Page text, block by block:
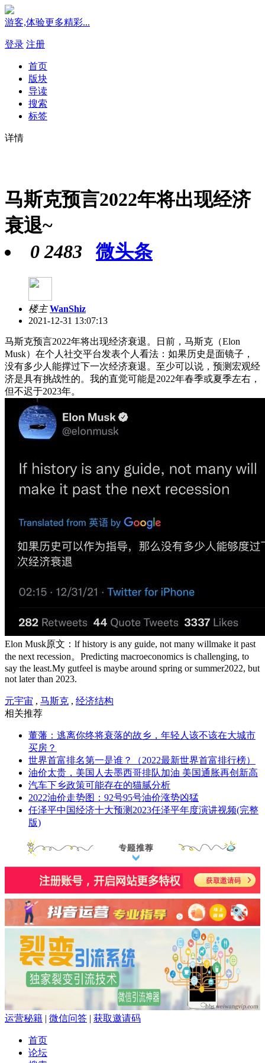
游客,体验更多精彩...
登录 注册
首页
版块
导读
搜索
标签
详情
马斯克预言2022年将出现经济
衰退~
0 2483 微头条
楼主 WanShiz
2021-12-31 13:07:13
马斯克预言2022年将出现经济衰退。日前，马斯克（Elon
Musk）在个人社交平台发表个人看法：如果历史是面镜子，
没有多少人能撑过下一次经济衰退。至少可以说，预测宏观经
济是具有挑战性的。我的直觉可能是2022年春季或夏季左右，
但不迟于2023年。
Elon Musk原文：lf history is any guide, not many willmake it past
the next recession。Predicting macroeconomics is challenging, to
say the least.My gutfeel is maybe around spring or summer2022, but
not later than 2023.
元宇宙 , 马斯克 , 经济结构
相关推荐
董藩：逃离你终将衰落的故乡，年轻人该不该在大城市
买房？
世界首富排名第一是谁？（2022最新世界首富排行榜）
油价太贵，美国人去墨西哥排队加油 美国通胀再创新高
汽车下乡政策可能存在的猫腻分析
2022油价走势图：92号95号油价涨势凶猛
任泽平中国经济十大预测2023任泽平年度演讲视频(完整
版)
运营秘籍 | 微信问答 | 获取邀请码
首页
论坛